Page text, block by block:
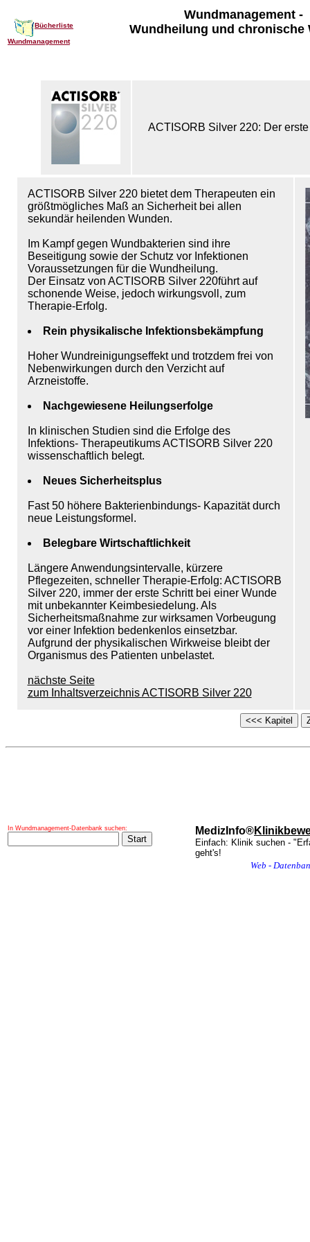
Bücherliste
Wundmanagement
Wundmanagement -
Wundheilung und chronische
ACTISORB Silver 220: Der
ACTISORB Silver 220 bietet dem Therapeuten ein
größtmögliches Maß an Sicherheit bei allen
sekundär heilenden Wunden.
Im Kampf gegen Wundbakterien sind ihre
Beseitigung sowie der Schutz vor Infektionen
Voraussetzungen für die Wundheilung.
Der Einsatz von ACTISORB Silver 220führt auf
schonende Weise, jedoch wirkungsvoll, zum
Therapie-Erfolg.
Rein physikalische Infektionsbekämpfung
Hoher Wundreinigungseffekt und trotzdem frei von
Nebenwirkungen durch den Verzicht auf
Arzneistoffe.
Nachgewiesene Heilungserfolge
In klinischen Studien sind die Erfolge des
Infektions- Therapeutikums ACTISORB Silver 220
wissenschaftlich belegt.
Neues Sicherheitsplus
Fast 50 höhere Bakterienbindungs- Kapazität durch
neue Leistungsformel.
Belegbare Wirtschaftlichkeit
Längere Anwendungsintervalle, kürzere
Pflegezeiten, schneller Therapie-Erfolg: ACTISORB
Silver 220, immer der erste Schritt bei einer Wunde
mit unbekannter Keimbesiedelung. Als
Sicherheitsmaßnahme zur wirksamen Vorbeugung
vor einer Infektion bedenkenlos einsetzbar.
Aufgrund der physikalischen Wirkweise bleibt der
Organismus des Patienten unbelastet.
nächste Seite
zum Inhaltsverzeichnis ACTISORB Silver 220
In Wundmanagement-Datenbank suchen: MedizInfo®
Einfach: Klinik suchen -
geht's!
Web -